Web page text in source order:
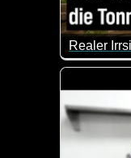
In Köln